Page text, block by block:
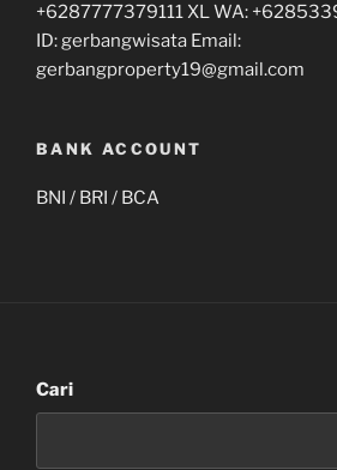
+6287777379111 XL WA:
ID: gerbangwisata Email:
gerbangproperty19@gmail.com
BANK ACCOUNT
BNI / BRI / BCA
Cari